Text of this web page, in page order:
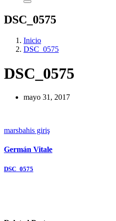
DSC_0575
Inicio
DSC_0575
DSC_0575
mayo 31, 2017
marsbahis giriş
Germán Vitale
Navegación
DSC_0575